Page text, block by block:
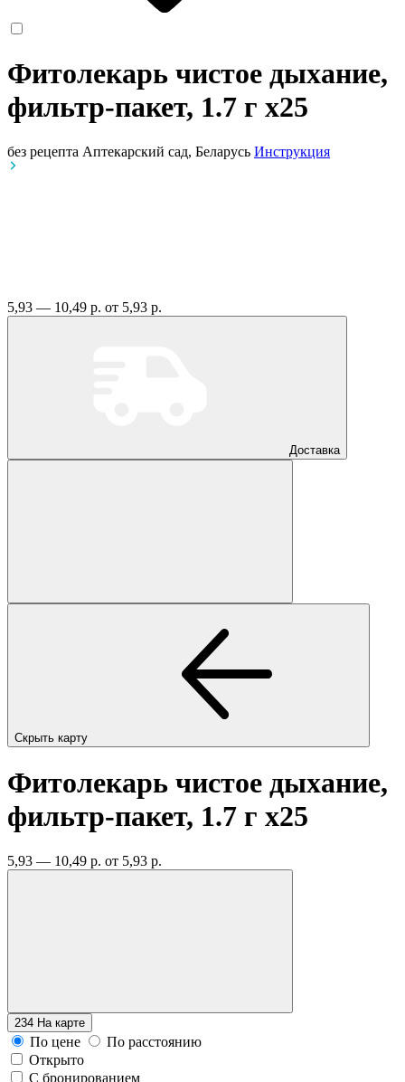
Фитолекарь чистое дыхание,
фильтр-пакет, 1.7 г x25
без рецепта Аптекарский сад, Беларусь Инструкция
5,93 — 10,49 р. от 5,93 р.
Доставка
Скрыть карту
Фитолекарь чистое дыхание,
фильтр-пакет, 1.7 г x25
5,93 — 10,49 р. от 5,93 р.
234 На карте
По цене
По расстоянию
Открыто
С бронированием